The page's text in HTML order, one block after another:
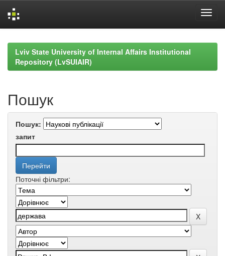
navigationLviv State University of Internal Affairs Institutional
Repository (LvSUIAIR)
Пошук
Пошук:
запит
Поточні фільтри: